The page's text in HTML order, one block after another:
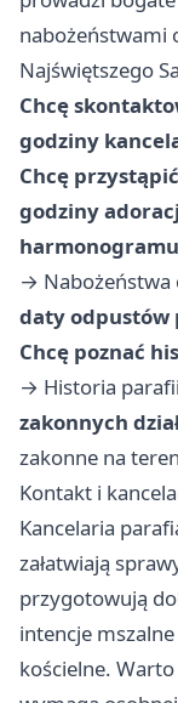
nabożeństwami
Najświętszego
Chcę
godziny
Chcę
godziny
→ Nabożeństwa
daty odpustów
Chcę poznać
→ Historia parafii
zakonnych
zakonne na
Kontakt i
Kancelaria
załatwiają
przygotowują
intencje
kościelne.